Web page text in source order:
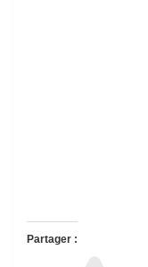
Partager :